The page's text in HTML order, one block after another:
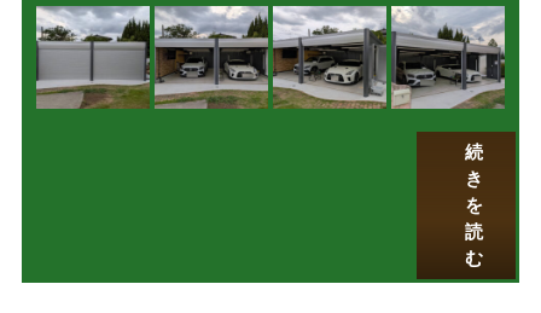
続
き
を
読
む